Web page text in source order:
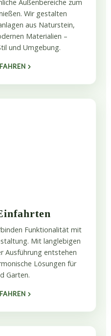
Außenbereiche zum
Wir gestalten
aus Naturstein,
Materialien –
und Umgebung.
Funktionalität mit
Mit langlebigen
Ausführung entstehen
Lösungen für
Garten.